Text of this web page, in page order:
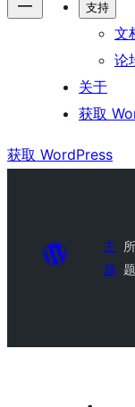
支持
文
论
关于
获取
获取 WordPress
主
题 题